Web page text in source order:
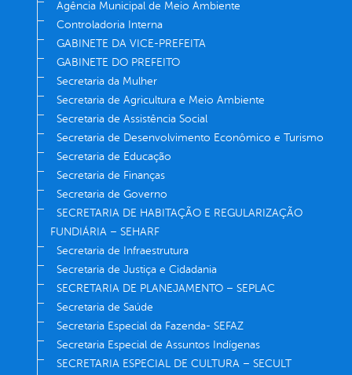
Agência Municipal de Meio Ambiente
Controladoria Interna
GABINETE DA VICE-PREFEITA
GABINETE DO PREFEITO
Secretaria da Mulher
Secretaria de Agricultura e Meio Ambiente
Secretaria de Assistência Social
Secretaria de Desenvolvimento Econômico e Turismo
Secretaria de Educação
Secretaria de Finanças
Secretaria de Governo
SECRETARIA DE HABITAÇÃO E REGULARIZAÇÃO
FUNDIÁRIA – SEHARF
Secretaria de Infraestrutura
Secretaria de Justiça e Cidadania
SECRETARIA DE PLANEJAMENTO – SEPLAC
Secretaria de Saúde
Secretaria Especial da Fazenda- SEFAZ
Secretaria Especial de Assuntos Indígenas
SECRETARIA ESPECIAL DE CULTURA – SECULT